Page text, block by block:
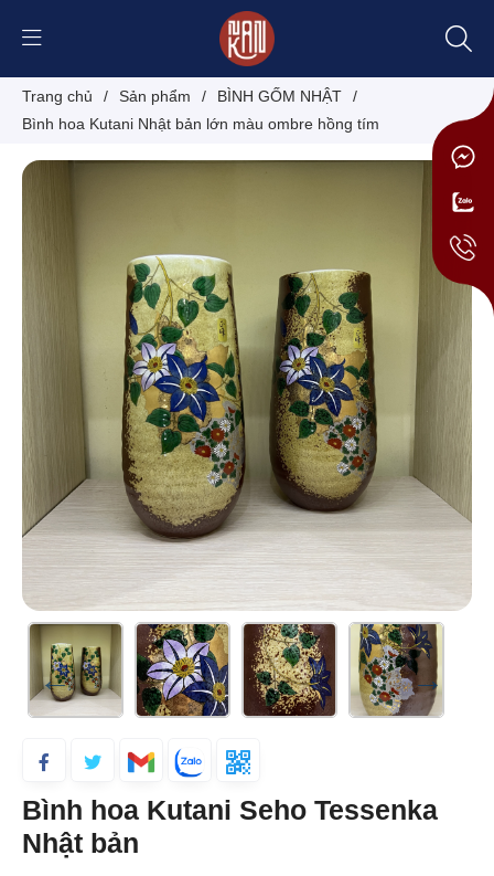
Trang chủ / Sản phẩm / BÌNH GỐM NHẬT
/
Bình hoa Kutani Nhật bản lớn màu ombre hồng tím
Bình hoa Kutani Seho Tessenka
Nhật bản